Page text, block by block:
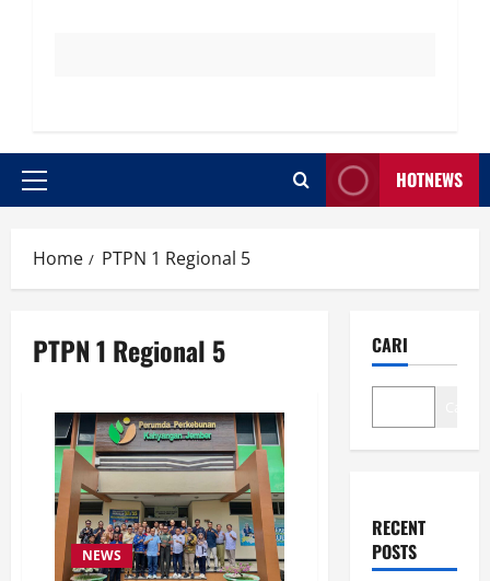
Primary
HOTNEWS
Home PTPN 1 Regional 5
PTPN 1 Regional 5
NEWS
CARI
RECENT
POSTS